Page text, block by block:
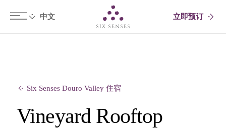
立即预订
Six Senses Douro Valley 住宿
Vineyard Rooftop